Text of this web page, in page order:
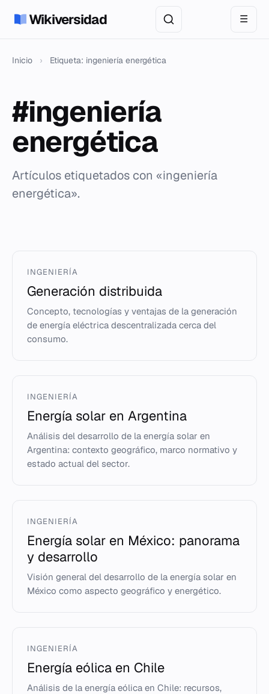
Wikiversidad ☰
Inicio › Etiqueta: ingeniería energética
#ingeniería
energética
Artículos etiquetados con «ingeniería
energética».
INGENIERÍA
Generación distribuida
Concepto, tecnologías y ventajas de la generación
de energía eléctrica descentralizada cerca del
consumo.
INGENIERÍA
Energía solar en Argentina
Análisis del desarrollo de la energía solar en
Argentina: contexto geográfico, marco normativo y
estado actual del sector.
INGENIERÍA
Energía solar en México: panorama
y desarrollo
Visión general del desarrollo de la energía solar en
México como aspecto geográfico y energético.
INGENIERÍA
Energía eólica en Chile
Análisis de la energía eólica en Chile: recursos,